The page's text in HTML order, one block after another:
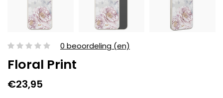
0 beoordeling (en)
Floral Print
€23,95